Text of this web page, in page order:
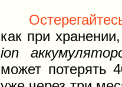
как при
ion
может потерять